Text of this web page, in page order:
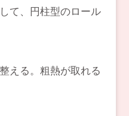
て、円柱型のロール
える。粗熱が取れる